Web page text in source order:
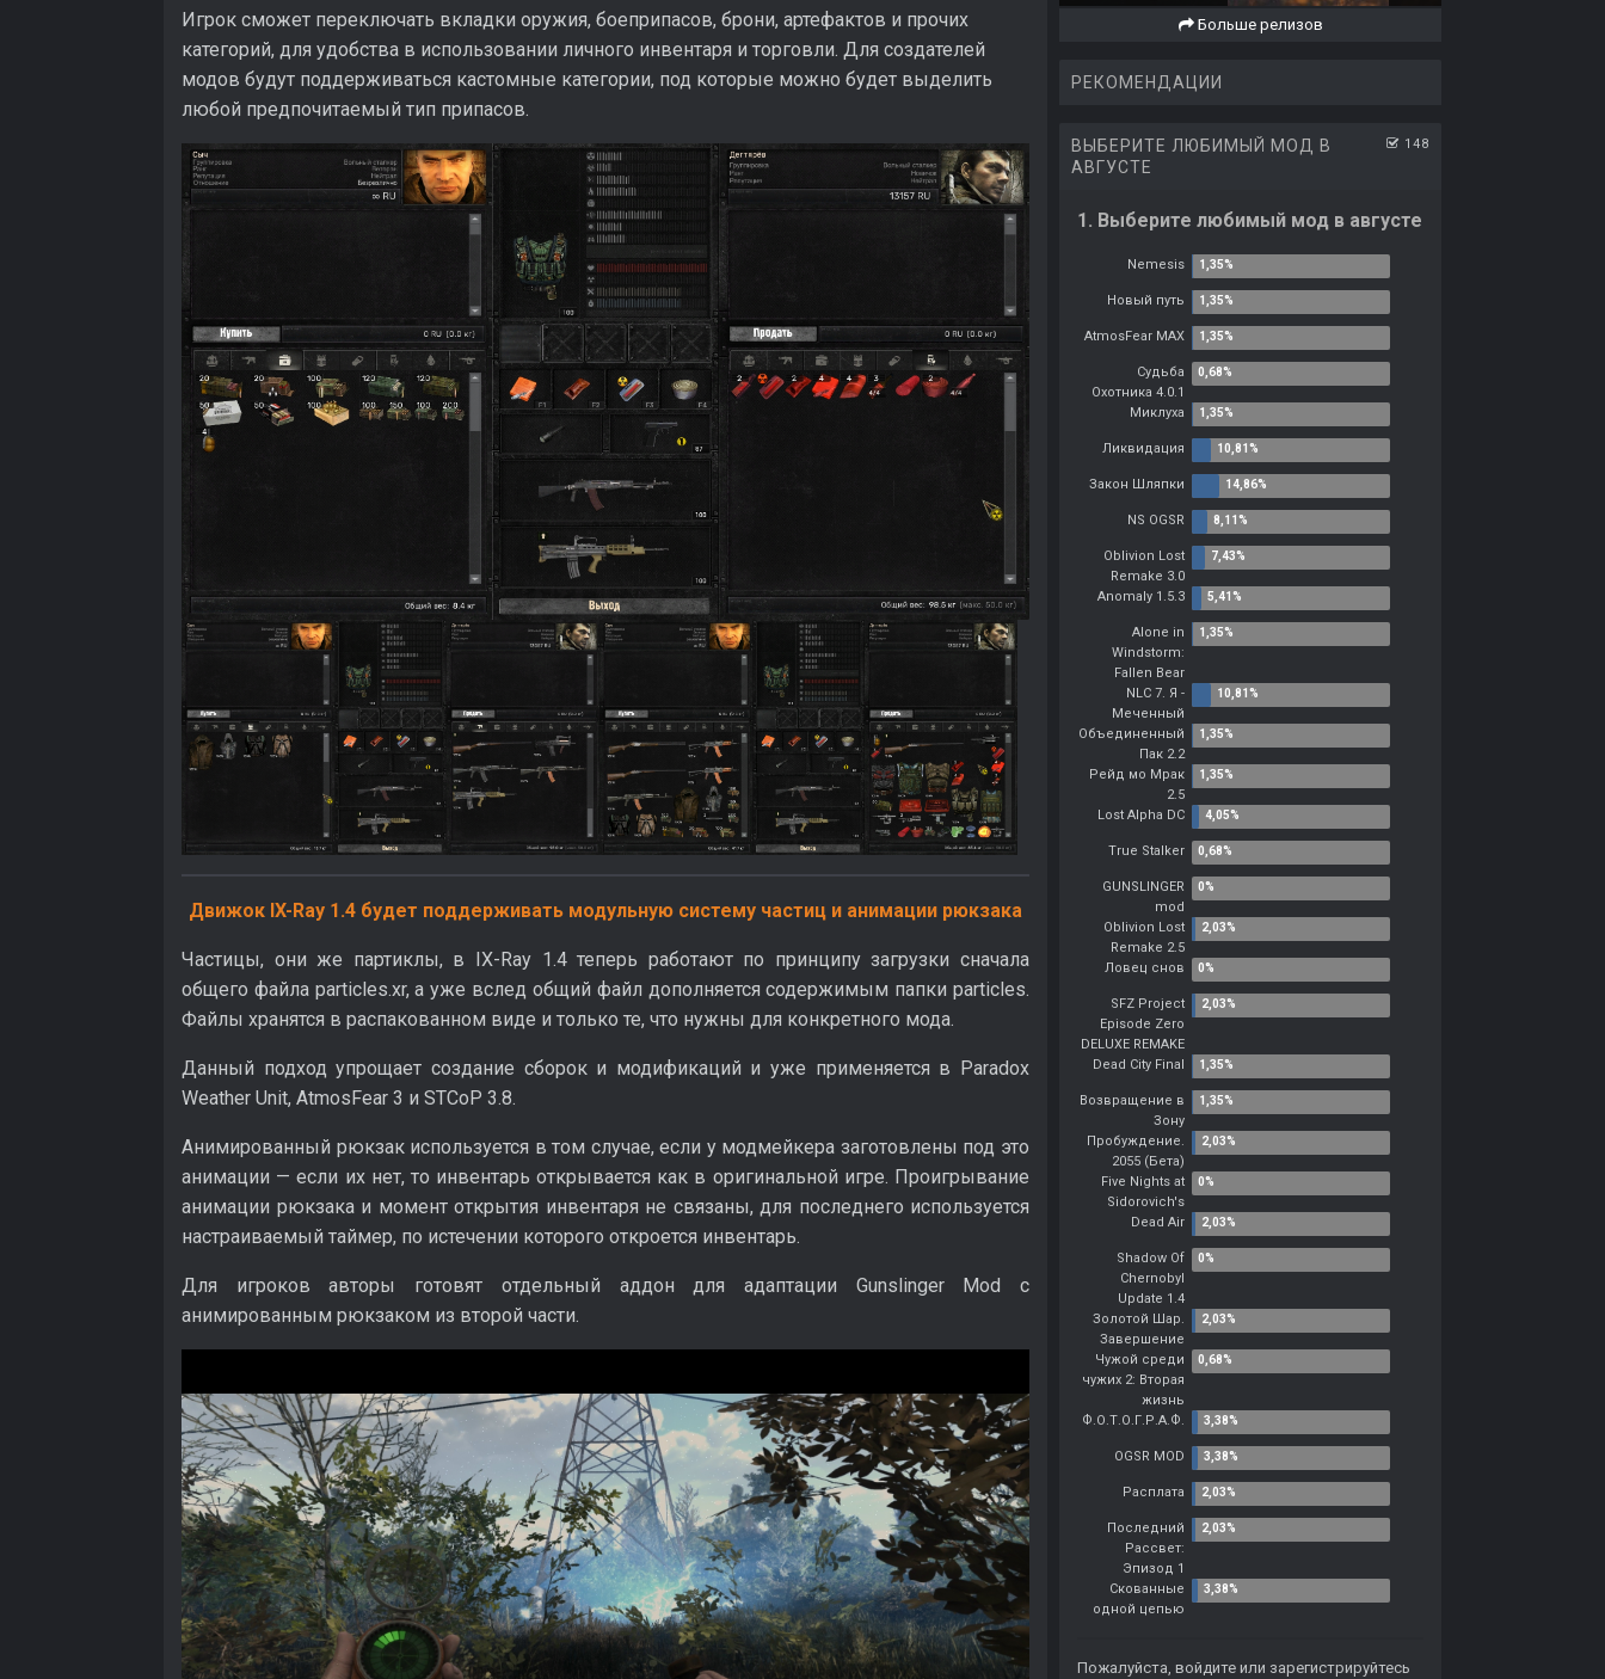
Игрок сможет переключать вкладки оружия, боеприпасов, брони, артефактов и прочих
категорий, для удобства в использовании личного инвентаря и торговли. Для создателей
модов будут поддерживаться кастомные категории, под которые можно будет выделить
любой предпочитаемый тип припасов.
Движок IX-Ray 1.4 будет поддерживать модульную систему частиц и анимации рюкзака
Частицы, они же партиклы, в IX-Ray 1.4 теперь работают по принципу загрузки сначала
общего файла particles.xr, а уже вслед общий файл дополняется содержимым папки particles.
Файлы хранятся в распакованном виде и только те, что нужны для конкретного мода.
Данный подход упрощает создание сборок и модификаций и уже применяется в Paradox
Weather Unit, AtmosFear 3 и STCoP 3.8.
Анимированный рюкзак используется в том случае, если у модмейкера заготовлены под это
анимации — если их нет, то инвентарь открывается как в оригинальной игре. Проигрывание
анимации рюкзака и момент открытия инвентаря не связаны, для последнего используется
настраиваемый таймер, по истечении которого откроется инвентарь.
Для игроков авторы готовят отдельный аддон для адаптации Gunslinger Mod с
анимированным рюкзаком из второй части.
Больше релизов
РЕКОМЕНДАЦИИ
148
ВЫБЕРИТЕ ЛЮБИМЫЙ МОД В
АВГУСТЕ
1. Выберите любимый мод в августе
Nemesis
Новый путь
AtmosFear MAX
Судьба
Охотника 4.0.1
Миклуха
Ликвидация
Закон Шляпки
NS OGSR
Oblivion Lost
Remake 3.0
Anomaly 1.5.3
Alone in
Windstorm:
Fallen Bear
NLC 7. Я -
Меченный
Объединенный
Пак 2.2
Рейд мо Мрак
2.5
Lost Alpha DC
True Stalker
GUNSLINGER
mod
Oblivion Lost
Remake 2.5
Ловец снов
SFZ Project
Episode Zero
DELUXE REMAKE
Dead City Final
Возвращение в
Зону
Пробуждение.
2055 (Бета)
Five Nights at
Sidorovich's
Dead Air
Shadow Of
Chernobyl
Update 1.4
Золотой Шар.
Завершение
Чужой среди
чужих 2: Вторая
жизнь
Ф.О.Т.О.Г.Р.А.Ф.
OGSR MOD
Расплата
Последний
Рассвет:
Эпизод 1
Скованные
одной цепью
Пожалуйста, войдите или зарегистрируйтесь